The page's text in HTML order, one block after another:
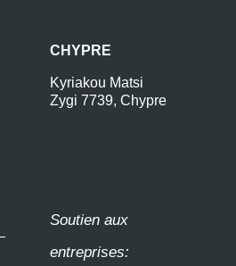
CHYPRE
Kyriakou Matsi
Zygi 7739, Chypre
Soutien aux
entreprises: